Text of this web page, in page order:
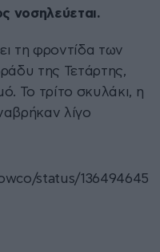
νοσηλεύεται.
τη φροντίδα των
της Τετάρτης,
Το τρίτο σκυλάκι, η
λίγο
status/136494645